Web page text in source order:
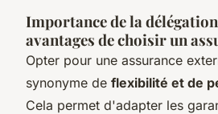
Importance de la
avantages de choisir un
Opter pour une assurance
synonyme de flexibilité et de
Cela permet d'adapter les